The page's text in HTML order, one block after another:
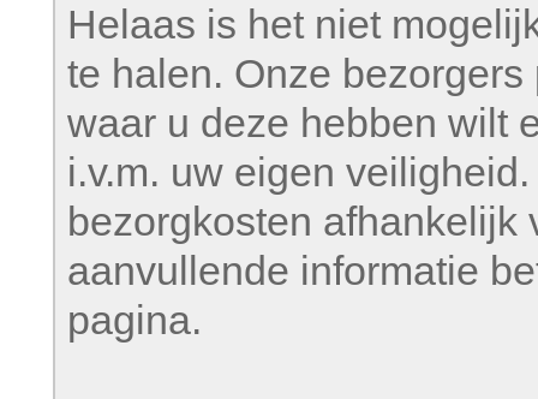
Helaas is het niet
te halen. Onze
waar u deze hebben wilt
i.v.m. uw eigen
bezorgkosten afhankelijk
aanvullende informatie
pagina.